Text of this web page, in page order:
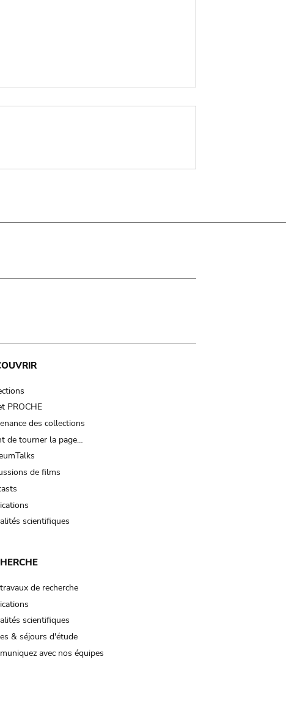
PROCHE
des collections
de tourner la page…
de films
scientifiques
de recherche
scientifiques
& séjours d'étude
avec nos équipes